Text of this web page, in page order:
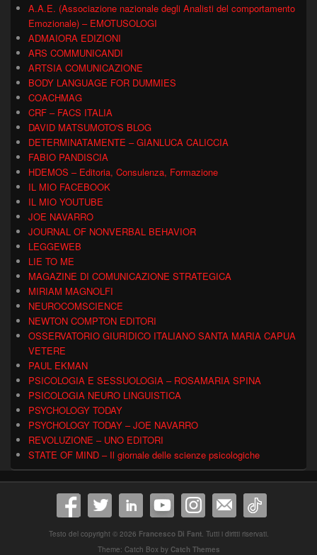
A.A.E. (Associazione nazionale degli Analisti del comportamento
Emozionale) – EMOTUSOLOGI
ADMAIORA EDIZIONI
ARS COMMUNICANDI
ARTSIA COMUNICAZIONE
BODY LANGUAGE FOR DUMMIES
COACHMAG
CRF – FACS ITALIA
DAVID MATSUMOTO'S BLOG
DETERMINATAMENTE – GIANLUCA CALICCIA
FABIO PANDISCIA
HDEMOS – Editoria, Consulenza, Formazione
IL MIO FACEBOOK
IL MIO YOUTUBE
JOE NAVARRO
JOURNAL OF NONVERBAL BEHAVIOR
LEGGEWEB
LIE TO ME
MAGAZINE DI COMUNICAZIONE STRATEGICA
MIRIAM MAGNOLFI
NEUROCOMSCIENCE
NEWTON COMPTON EDITORI
OSSERVATORIO GIURIDICO ITALIANO SANTA MARIA CAPUA
VETERE
PAUL EKMAN
PSICOLOGIA E SESSUOLOGIA – ROSAMARIA SPINA
PSICOLOGIA NEURO LINGUISTICA
PSYCHOLOGY TODAY
PSYCHOLOGY TODAY – JOE NAVARRO
REVOLUZIONE – UNO EDITORI
STATE OF MIND – Il giornale delle scienze psicologiche
Testo del copyright © 2026 Francesco Di Fant. Tutti i diritti riservati.
Theme: Catch Box by Catch Themes